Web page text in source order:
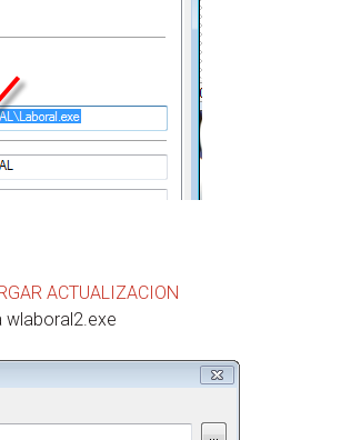
ACTUALIZACION
wlaboral2.exe